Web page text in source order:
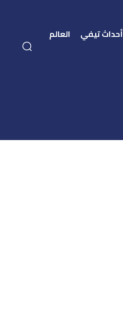
أحداث تيفي
العالم